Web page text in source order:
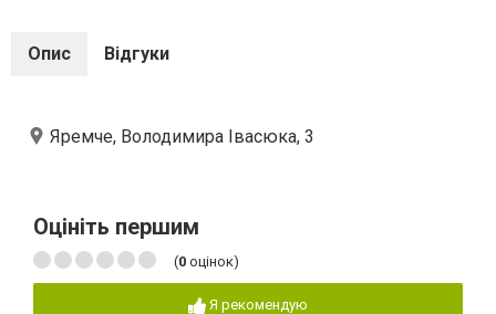
Опис Відгуки
Яремче, Володимира Івасюка, 3
Оцініть першим
(0 оцінок)
Я рекомендую